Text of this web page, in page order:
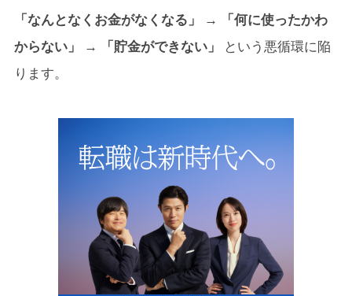
「なんとなくお金がなくなる」 → 「何に使ったかわ
からない」 → 「貯金ができない」
という悪循環に陥
ります。